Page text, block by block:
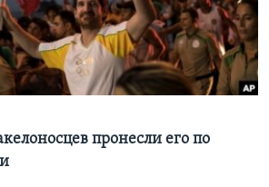
пронесли его по